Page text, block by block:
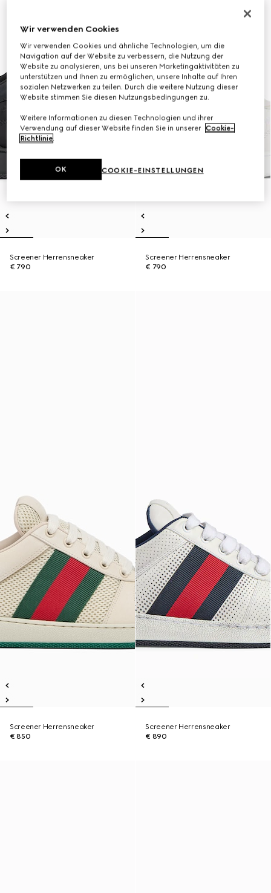
Screener Herrensneaker
€ 790
Screener Herrensneaker
€ 790
Screener Herrensneaker
€ 850
Screener Herrensneaker
€ 890
Wir verwenden Cookies
Wir verwenden Cookies und ähnliche Technologien, um die
Navigation auf der Website zu verbessern, die Nutzung der
Website zu analysieren, uns bei unseren Marketingaktivitäten zu
unterstützen und Ihnen zu ermöglichen, unsere Inhalte auf Ihren
sozialen Netzwerken zu teilen. Durch die weitere Nutzung dieser
Website stimmen Sie diesen Nutzungsbedingungen zu.
Weitere Informationen zu diesen Technologien und ihrer
Verwendung auf dieser Website finden Sie in unserer Cookie-
Richtlinie.
COOKIE-EINSTELLUNGEN
OK